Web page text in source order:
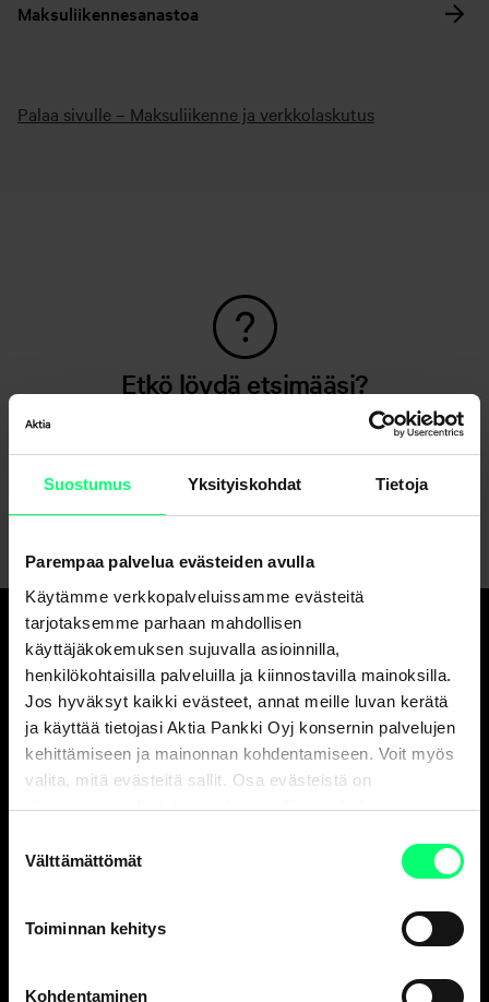
Suostumus Yksityiskohdat Tietoja
Parempaa palvelua evästeiden avulla
Käytämme verkkopalveluissamme evästeitä
tarjotaksemme parhaan mahdollisen
käyttäjäkokemuksen sujuvalla asioinnilla,
henkilökohtaisilla palveluilla ja kiinnostavilla mainoksilla.
Jos hyväksyt kaikki evästeet, annat meille luvan kerätä
ja käyttää tietojasi Aktia Pankki Oyj konsernin palvelujen
kehittämiseen ja mainonnan kohdentamiseen. Voit myös
valita, mitä evästeitä sallit. Osa evästeistä on
sivustojemme luotettavan ja turvallisen toiminnan
valinta
Välttämättömät
Toiminnan kehitys
Kohdentaminen
Maksuliikennesanastoa
Palaa sivulle – Maksuliikenne ja verkkolaskutus
Etkö löydä etsimääsi?
Lähetä viesti verkkopankissa
Hyvä pankki.
Ja erinomainen
varainhoitaja.
Asiakaspalvelu
Henkilöasiakkaat
010 247 6700